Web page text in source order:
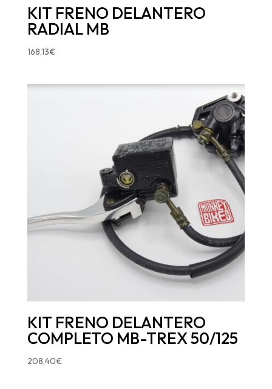
KIT FRENO DELANTERO
RADIAL MB
168,13€
KIT FRENO DELANTERO
COMPLETO MB-TREX 50/125
208,40€